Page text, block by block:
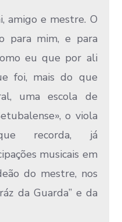
amigo e mestre. O
para mim, e para
eu que por ali
foi, mais do que
uma escola de
o viola
recorda, já
musicais em
do mestre, nos
da Guarda” e da